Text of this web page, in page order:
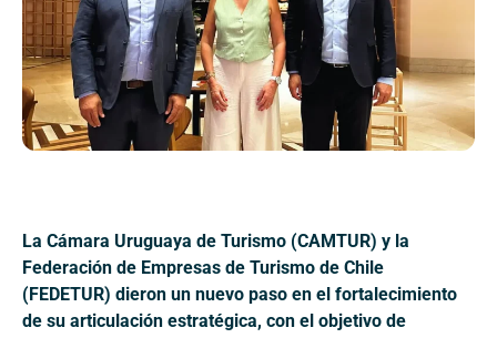
La Cámara Uruguaya de Turismo (CAMTUR) y la
Federación de Empresas de Turismo de Chile
(FEDETUR) dieron un nuevo paso en el fortalecimiento
de su articulación estratégica, con el objetivo de